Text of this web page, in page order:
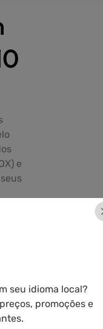
seu idioma local?
promoções e
e